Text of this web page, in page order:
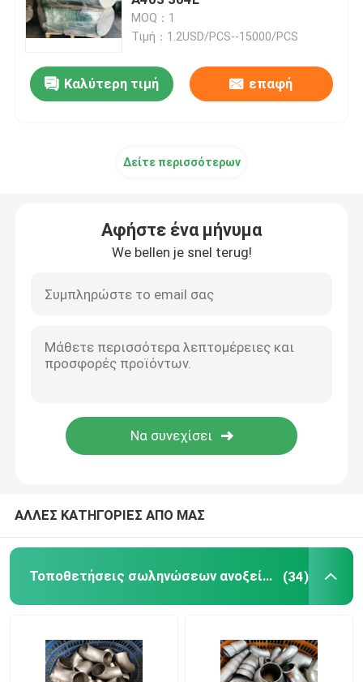
καλύμματα σωλήνων ανοξείδωτου
Τοποθέτηση σωληνώσεων υποδοχών
τυφλή φλάντζα ανοξείδωτου
ολίσθηση στη φλάντζα
Φλάντζα λαιμών συγκόλλησης
Τοποθετήσεις σωληνώσεων κραμάτων νικελίου
MOQ：1
Τιμή：1.2USD/PCS--15000/PCS
Καλύτερη τιμή επαφή
Δείτε περισσότερων
Αφήστε ένα μήνυμα
We bellen je snel terug!
ΑΛΛΕΣ ΚΑΤΗΓΟΡΙΕΣ ΑΠΟ ΜΑΣ
Τοποθετήσεις σωληνώσεων ανοξείδωτου (34)